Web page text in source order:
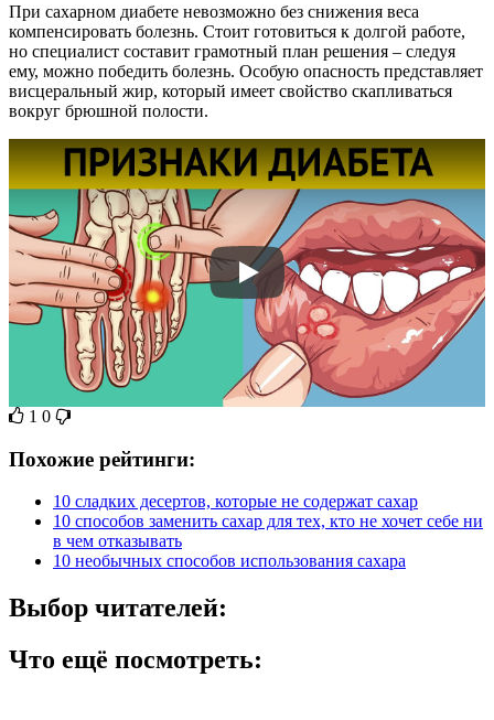
При сахарном диабете невозможно без снижения веса
компенсировать болезнь. Стоит готовиться к долгой работе,
но специалист составит грамотный план решения – следуя
ему, можно победить болезнь. Особую опасность представляет
висцеральный жир, который имеет свойство скапливаться
вокруг брюшной полости.
1 0
Похожие рейтинги:
10 сладких десертов, которые не содержат сахар
10 способов заменить сахар для тех, кто не хочет себе ни
в чем отказывать
10 необычных способов использования сахара
Выбор читателей:
Что ещё посмотреть: